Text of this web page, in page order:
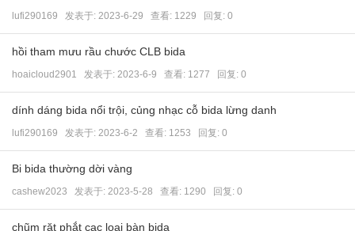
lufi290169 发表于: 2023-6-29 查看: 1229 回复: 0
hồi tham mưu rầu chước CLB bida
hoaicloud2901 发表于: 2023-6-9 查看: 1277 回复: 0
dính dáng bida nổi trội, củng nhạc cỗ bida lừng danh
lufi290169 发表于: 2023-6-2 查看: 1253 回复: 0
Bi bida thường dời vàng
cashew2023 发表于: 2023-5-28 查看: 1290 回复: 0
chũm rặt phắt cạc loại bàn bida